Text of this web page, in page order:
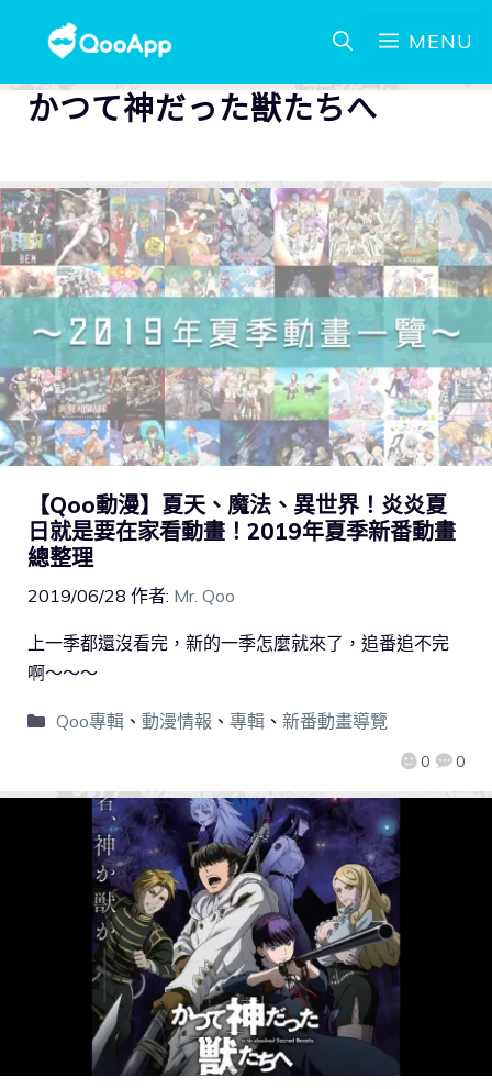
MENU
かつて神だった獣たちへ
【Qoo動漫】夏天、魔法、異世界！炎炎夏
日就是要在家看動畫！2019年夏季新番動畫
總整理
2019/06/28 作者: Mr. Qoo
0 0
上一季都還沒看完，新的一季怎麼就來了，追番追不完
啊～～～
Qoo專輯、 動漫情報 、 專輯、 新番動畫導覽